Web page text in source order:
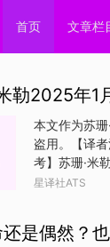
首页 文章栏
勒2025年
本文作为苏
盗用。【译
考】苏珊·米
承受着很大
第十宫，掌
星译社ATS
还是偶然？